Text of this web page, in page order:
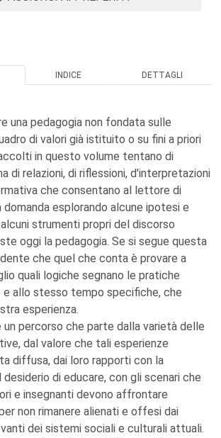
INDICE DETTAGLI
una pedagogia non fondata sulle
di valori già istituito o su fini a priori
in questo volume tentano di
di relazioni, di riflessioni, d'interpretazioni
che consentano al lettore di
esplorando alcune ipotesi e
strumenti propri del discorso
oggi la pedagogia. Se si segue questa
che quel che conta è provare a
quali logiche segnano le pratiche
e allo stesso tempo specifiche, che
esperienza.
un percorso che parte dalla varietà delle
dal valore che tali esperienze
diffusa, dai loro rapporti con la
di educare, con gli scenari che
e insegnanti devono affrontare
non rimanere alienati e offesi dai
dei sistemi sociali e culturali attuali.